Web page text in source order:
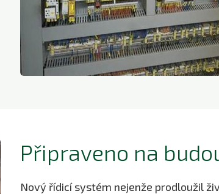
Připraveno na
Nový řídicí systém nejenže prodloužil